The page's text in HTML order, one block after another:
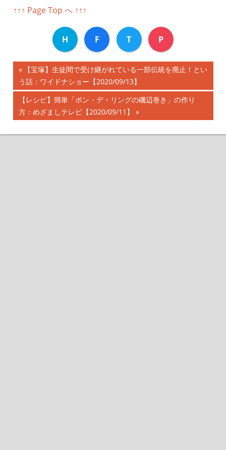
↑↑↑ Page Top へ ↑↑↑
H F T P
投
稿
ナ
ビ
前
の
記
事:
【宝塚】生徒間で受け継がれている一部伝統を廃止！とい
う話：ワイドナショー【2020/09/13】
次
の
事:
【レシピ】簡単「ポン・デ・リングの磯辺巻き」の作り
方：めざましテレビ【2020/09/11】